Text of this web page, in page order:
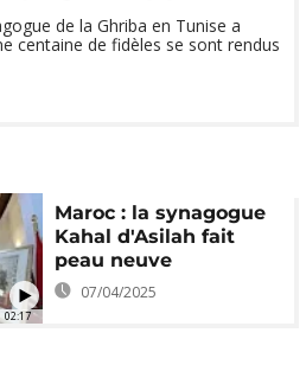
de la Ghriba en Tunise a
centaine de fidèles se sont rendus
02:17
Maroc : la synagogue
Kahal d'Asilah fait
peau neuve
07/04/2025